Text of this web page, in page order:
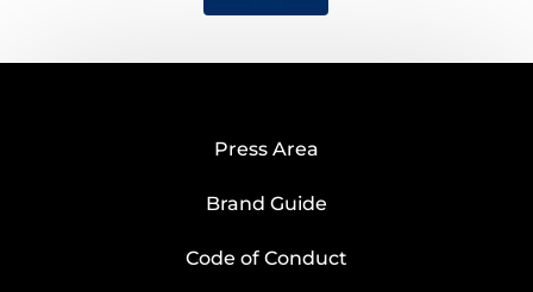
Press Area
Brand Guide
Code of Conduct